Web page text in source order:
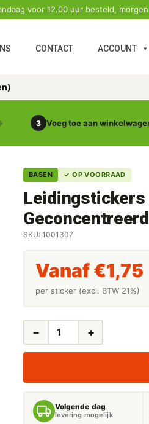
voor 12.00 uur besteld,
CONTACT ACCOUNT
3 Voeg toe aan
BASEN ✓ OP VOORRAAD
SKU: 1001307
Vanaf €1,75
per sticker (excl. BTW 21%)
LEIDINGSTICKERS
AANTAL
− +
Volgende dag
levering mogelijk